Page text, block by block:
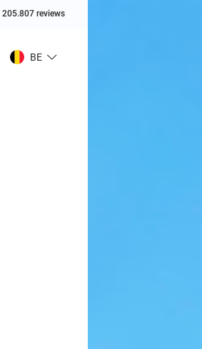
205.807 reviews
BE